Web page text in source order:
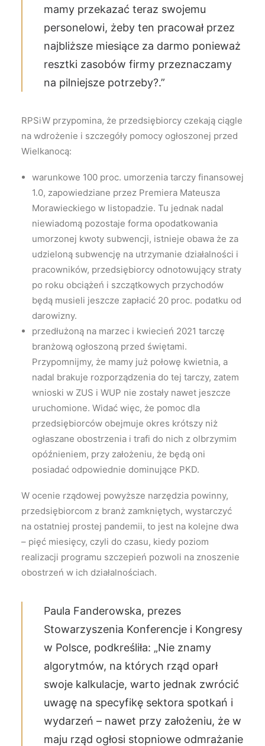
mamy przekazać teraz swojemu
personelowi, żeby ten pracował przez
najbliższe miesiące za darmo ponieważ
resztki zasobów firmy przeznaczamy
na pilniejsze potrzeby?.”
RPSiW przypomina, że przedsiębiorcy czekają ciągle
na wdrożenie i szczegóły pomocy ogłoszonej przed
Wielkanocą:
warunkowe 100 proc. umorzenia tarczy finansowej
1.0, zapowiedziane przez Premiera Mateusza
Morawieckiego w listopadzie. Tu jednak nadal
niewiadomą pozostaje forma opodatkowania
umorzonej kwoty subwencji, istnieje obawa że za
udzieloną subwencję na utrzymanie działalności i
pracowników, przedsiębiorcy odnotowujący straty
po roku obciążeń i szczątkowych przychodów
będą musieli jeszcze zapłacić 20 proc. podatku od
darowizny.
przedłużoną na marzec i kwiecień 2021 tarczę
branżową ogłoszoną przed świętami.
Przypomnijmy, że mamy już połowę kwietnia, a
nadal brakuje rozporządzenia do tej tarczy, zatem
wnioski w ZUS i WUP nie zostały nawet jeszcze
uruchomione. Widać więc, że pomoc dla
przedsiębiorców obejmuje okres krótszy niż
ogłaszane obostrzenia i trafi do nich z olbrzymim
opóźnieniem, przy założeniu, że będą oni
posiadać odpowiednie dominujące PKD.
W ocenie rządowej powyższe narzędzia powinny,
przedsiębiorcom z branż zamkniętych, wystarczyć
na ostatniej prostej pandemii, to jest na kolejne dwa
– pięć miesięcy, czyli do czasu, kiedy poziom
realizacji programu szczepień pozwoli na znoszenie
obostrzeń w ich działalnościach.
Paula Fanderowska, prezes
Stowarzyszenia Konferencje i Kongresy
w Polsce, podkreśliła: „Nie znamy
algorytmów, na których rząd oparł
swoje kalkulacje, warto jednak zwrócić
uwagę na specyfikę sektora spotkań i
wydarzeń – nawet przy założeniu, że w
maju rząd ogłosi stopniowe odmrażanie